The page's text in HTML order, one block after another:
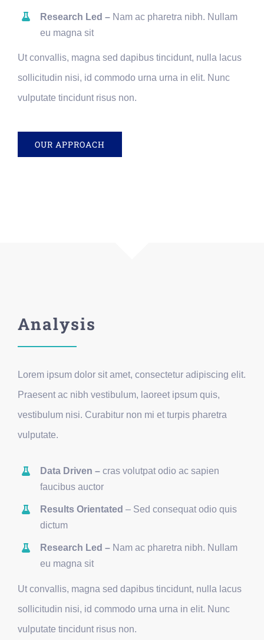
Research Led – Nam ac pharetra nibh. Nullam
eu magna sit
Ut convallis, magna sed dapibus tincidunt, nulla lacus
sollicitudin nisi, id commodo urna urna in elit. Nunc
vulputate tincidunt risus non.
OUR APPROACH
Analysis
Lorem ipsum dolor sit amet, consectetur adipiscing elit.
Praesent ac nibh vestibulum, laoreet ipsum quis,
vestibulum nisi. Curabitur non mi et turpis pharetra
vulputate.
Data Driven – cras volutpat odio ac sapien
faucibus auctor
Results Orientated – Sed consequat odio quis
dictum
Research Led – Nam ac pharetra nibh. Nullam
eu magna sit
Ut convallis, magna sed dapibus tincidunt, nulla lacus
sollicitudin nisi, id commodo urna urna in elit. Nunc
vulputate tincidunt risus non.